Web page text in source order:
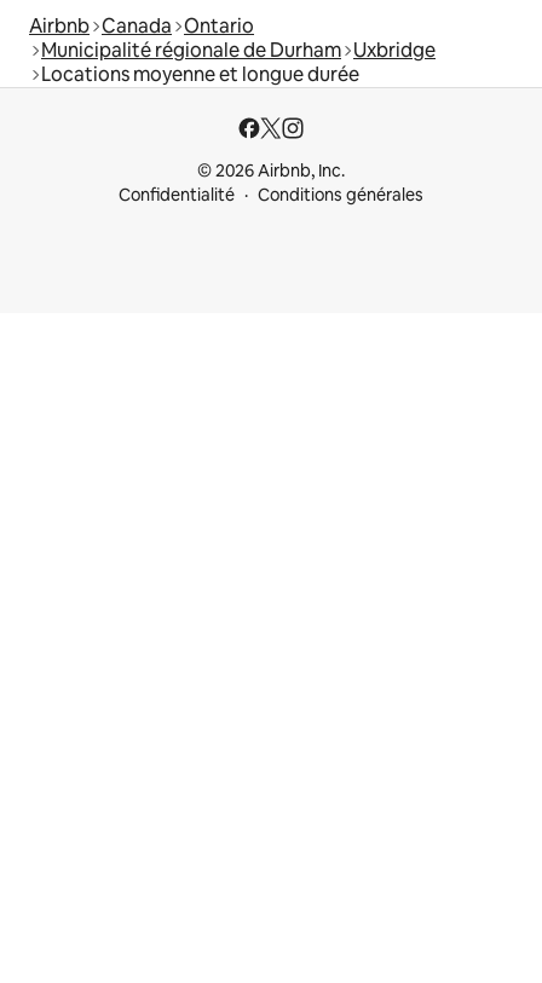
Airbnb Canada Ontario
Municipalité régionale de Durham Uxbridge
Locations moyenne et longue durée
© 2026 Airbnb, Inc.
Confidentialité
Conditions générales